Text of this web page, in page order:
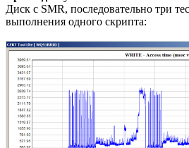
Диск с SMR, последовательно три
выполнения одного скрипта: